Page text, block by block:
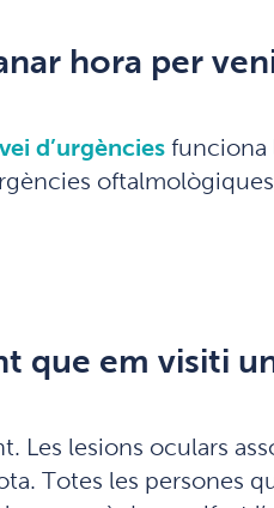
hora per
d’urgènciesfunciona
que em visiti
Les lesions oculars
Totes les persones